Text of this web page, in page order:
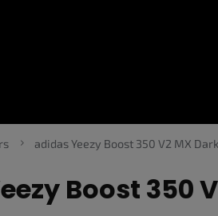
adidas Yeezy Boost 350 V2 MX
Boost 350